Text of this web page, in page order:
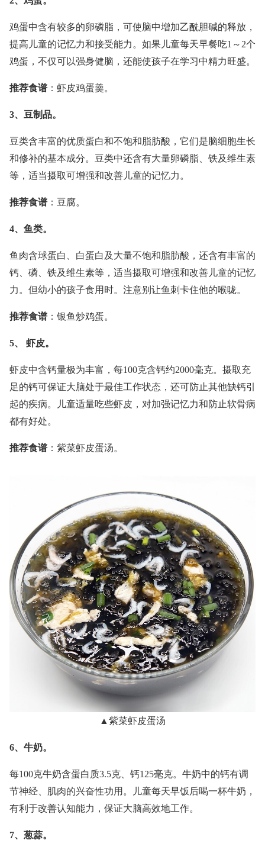
鸡蛋中含有较多的卵磷脂，可使脑中增加乙酰胆碱的释放，
提高儿童的记忆力和接受能力。如果儿童每天早餐吃1～2个
鸡蛋，不仅可以强身健脑，还能使孩子在学习中精力旺盛。
推荐食谱：虾皮鸡蛋羹。
3、豆制品。
豆类含丰富的优质蛋白和不饱和脂肪酸，它们是脑细胞生长
和修补的基本成分。豆类中还含有大量卵磷脂、铁及维生素
等，适当摄取可增强和改善儿童的记忆力。
推荐食谱：豆腐。
4、鱼类。
鱼肉含球蛋白、白蛋白及大量不饱和脂肪酸，还含有丰富的
钙、磷、铁及维生素等，适当摄取可增强和改善儿童的记忆
力。但幼小的孩子食用时。注意别让鱼刺卡住他的喉咙。
推荐食谱：银鱼炒鸡蛋。
5、 虾皮。
虾皮中含钙量极为丰富，每100克含钙约2000毫克。摄取充
足的钙可保证大脑处于最佳工作状态，还可防止其他缺钙引
起的疾病。儿童适量吃些虾皮，对加强记忆力和防止软骨病
都有好处。
推荐食谱：紫菜虾皮蛋汤。
▲紫菜虾皮蛋汤
6、牛奶。
每100克牛奶含蛋白质3.5克、钙125毫克。牛奶中的钙有调
节神经、肌肉的兴奋性功用。儿童每天早饭后喝一杯牛奶，
有利于改善认知能力，保证大脑高效地工作。
7、葱蒜。